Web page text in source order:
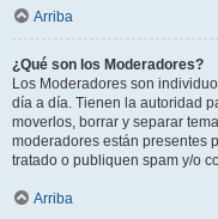
Arriba
¿Qué son los Moderadores?
Los Moderadores son
día a día. Tienen la autoridad
moverlos, borrar y separar
moderadores están presentes
tratado o publiquen spam y/o
Arriba